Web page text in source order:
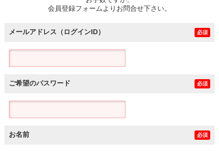
会員登録フォームよりお問合せ下さい。
メールアドレス（ログインID） 必須
ご希望のパスワード 必須
お名前 必須